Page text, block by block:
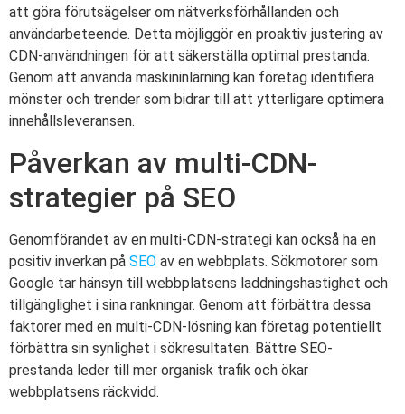
att göra förutsägelser om nätverksförhållanden och
användarbeteende. Detta möjliggör en proaktiv justering av
CDN-användningen för att säkerställa optimal prestanda.
Genom att använda maskininlärning kan företag identifiera
mönster och trender som bidrar till att ytterligare optimera
innehållsleveransen.
Påverkan av multi-CDN-
strategier på SEO
Genomförandet av en multi-CDN-strategi kan också ha en
positiv inverkan på SEO av en webbplats. Sökmotorer som
Google tar hänsyn till webbplatsens laddningshastighet och
tillgänglighet i sina rankningar. Genom att förbättra dessa
faktorer med en multi-CDN-lösning kan företag potentiellt
förbättra sin synlighet i sökresultaten. Bättre SEO-
prestanda leder till mer organisk trafik och ökar
webbplatsens räckvidd.